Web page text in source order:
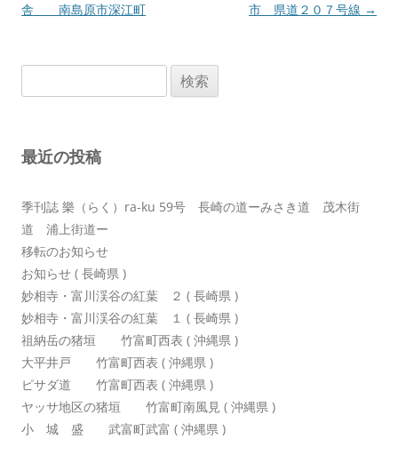
稿
ョ
舎 南島原市深江町
市 県道２０７号線 →
索:
最近の投稿
季刊誌 樂（らく）ra-ku 59号 長崎の道ーみさき道 茂木街
道 浦上街道ー
移転のお知らせ
お知らせ ( 長崎県 )
妙相寺・富川渓谷の紅葉 ２ ( 長崎県 )
妙相寺・富川渓谷の紅葉 １ ( 長崎県 )
祖納岳の猪垣 竹富町西表 ( 沖縄県 )
大平井戸 竹富町西表 ( 沖縄県 )
ピサダ道 竹富町西表 ( 沖縄県 )
ヤッサ地区の猪垣 竹富町南風見 ( 沖縄県 )
小 城 盛 武富町武富 ( 沖縄県 )